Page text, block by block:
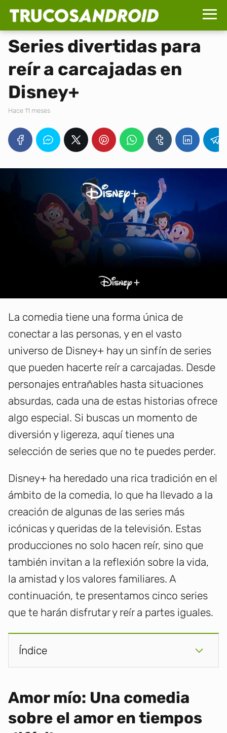
Series divertidas para
reír a carcajadas en
Disney+
hace 11 meses
La comedia tiene una forma única de
conectar a las personas, y en el vasto
universo de Disney+ hay un sinfín de series
que pueden hacerte reír a carcajadas. Desde
personajes entrañables hasta situaciones
absurdas, cada una de estas historias ofrece
algo especial. Si buscas un momento de
diversión y ligereza, aquí tienes una
selección de series que no te puedes perder.
Disney+ ha heredado una rica tradición en el
ámbito de la comedia, lo que ha llevado a la
creación de algunas de las series más
icónicas y queridas de la televisión. Estas
producciones no solo hacen reír, sino que
también invitan a la reflexión sobre la vida,
la amistad y los valores familiares. A
continuación, te presentamos cinco series
que te harán disfrutar y reír a partes iguales.
Índice
Amor mío: Una comedia
sobre el amor en tiempos